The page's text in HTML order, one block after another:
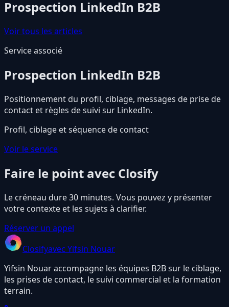
Prospection LinkedIn B2B
Voir tous les articles
Service associé
Prospection LinkedIn B2B
Positionnement du profil, ciblage, messages de prise de
contact et règles de suivi sur LinkedIn.
Profil, ciblage et séquence de contact
Voir le service
Faire le point avec Closify
Le créneau dure 30 minutes. Vous pouvez y présenter
votre contexte et les sujets à clarifier.
Réserver un appel
Closifyavec Yifsin Nouar
Yifsin Nouar accompagne les équipes B2B sur le ciblage,
les prises de contact, le suivi commercial et la formation
terrain.